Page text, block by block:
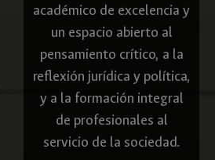
académico de excelencia y
un espacio abierto al
pensamiento crítico, a la
reflexión jurídica y política,
y a la formación integral
de profesionales al
servicio de la sociedad.